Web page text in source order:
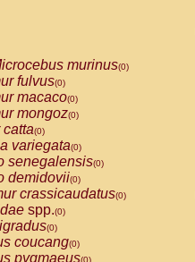
(0)
(0)
(0)
(0)
(0)
(0)
(0)
(0)
(0)
lagothricha
lagothricha cana
calvus rubicundus
murinus(0)
fulvus(0)
macaco(0)
mongoz(0)
catta(0)
variegata(0)
senegalensis(0)
demidovii(0)
crassicaudatus(0)
spp.(0)
(0)
coucang(0)
pygmaeus(0)